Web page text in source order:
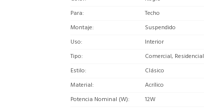
Para
Techo
Montaje
Suspendido
Uso
Interior
Tipo
Comercial, Residencial
Estilo
Clásico
Material
Acrílico
Potencia Nominal (W)
12W